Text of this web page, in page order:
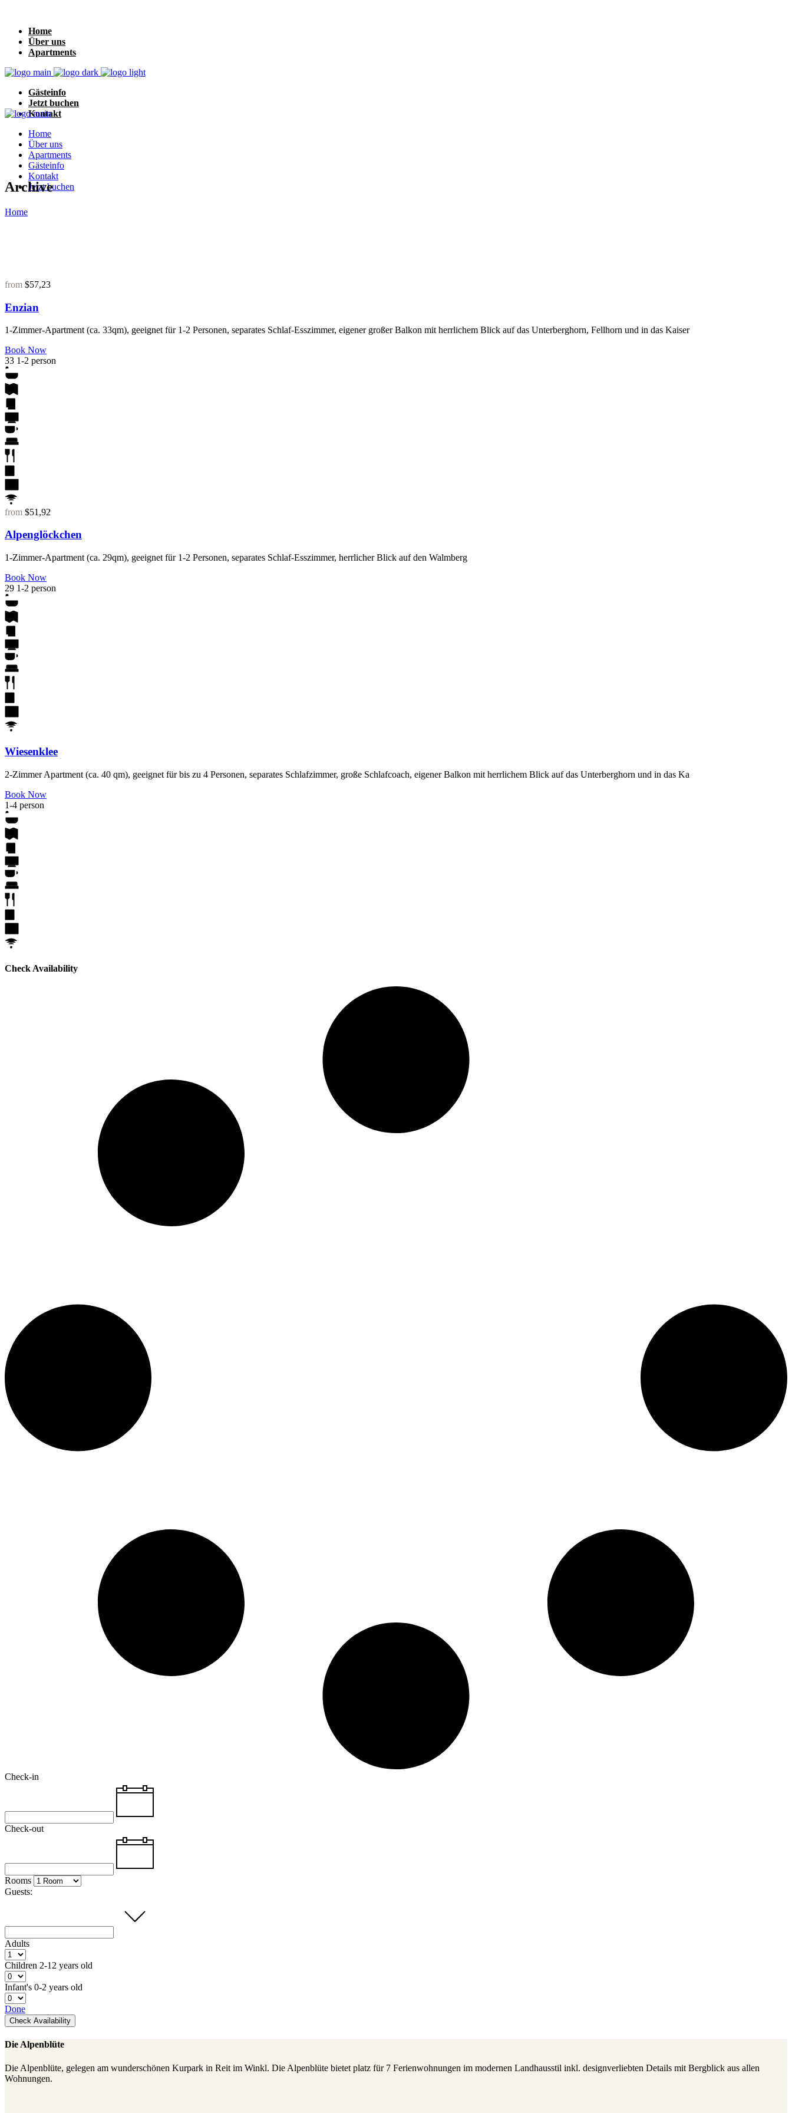
Home
Über uns
Apartments
Gästeinfo
Jetzt buchen
Kontakt
Home
Über uns
Apartments
Gästeinfo
Kontakt
Jetzt buchen
Archive
Home
from $57,23
Enzian
1-Zimmer-Apartment (ca. 33qm), geeignet für 1-2 Personen, separates Schlaf-Esszimmer, eigener großer Balkon mit herrlichem Blick auf das Unterberghorn, Fellhorn und in das Kaiser
Book Now
33 1-2 person
from $51,92
Alpenglöckchen
1-Zimmer-Apartment (ca. 29qm), geeignet für 1-2 Personen, separates Schlaf-Esszimmer, herrlicher Blick auf den Walmberg
Book Now
29 1-2 person
Wiesenklee
2-Zimmer Apartment (ca. 40 qm), geeignet für bis zu 4 Personen, separates Schlafzimmer, große Schlafcoach, eigener Balkon mit herrlichem Blick auf das Unterberghorn und in das Ka
Book Now
1-4 person
Check Availability
Check-in
Check-out
Rooms
Guests:
Adults
Children 2-12 years old
Infant's 0-2 years old
Done
Check Availability
Die Alpenblüte
Die Alpenblüte, gelegen am wunderschönen Kurpark in Reit im Winkl. Die Alpenblüte bietet platz für 7 Ferienwohnungen im modernen Landhausstil inkl. designverliebten Details mit Bergblick aus allen
Wohnungen.